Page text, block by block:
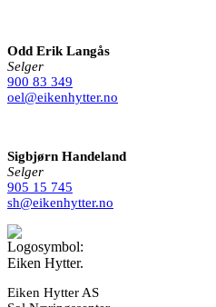
Odd Erik Langås
Selger
900 83 349
oel@eikenhytter.no
Sigbjørn Handeland
Selger
905 15 745
sh@eikenhytter.no
Eiken Hytter AS